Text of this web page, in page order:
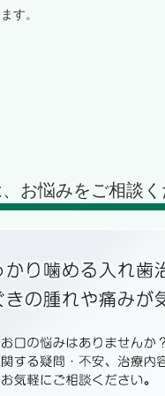
す。
、お悩みをご相談